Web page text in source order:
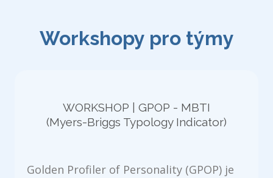
Workshopy pro týmy
WORKSHOP | GPOP - MBTI
(Myers-Briggs Typology Indicator)
Golden Profiler of Personality (GPOP) je